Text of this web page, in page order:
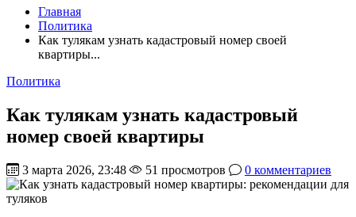
Главная
Политика
Как тулякам узнать кадастровый номер своей
квартиры...
Политика
Как тулякам узнать кадастровый
номер своей квартиры
3 марта 2026, 23:48 51 просмотров 0 комментариев